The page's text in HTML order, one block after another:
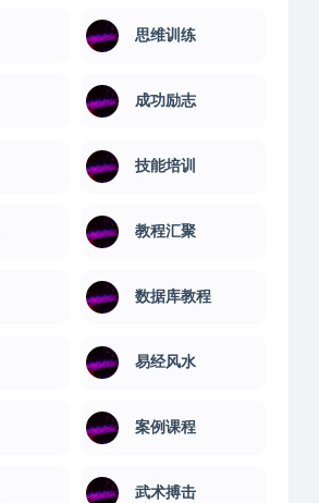
思维训练
成功励志
技能培训
教程汇聚
数据库教程
易经风水
案例课程
武术搏击